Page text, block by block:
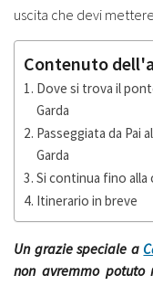
uscita che devi
Contenuto
Dove si trova il
Garda
Passeggiata da Pai
Garda
Si continua fino alla
Itinerario in breve
Un grazie speciale a
non avremmo potuto